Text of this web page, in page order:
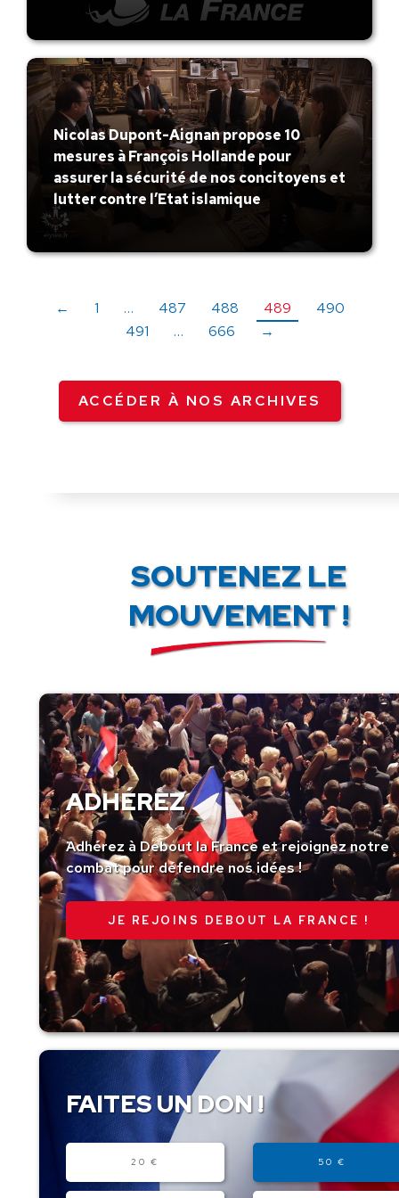
Nicolas Dupont-Aignan propose 10
mesures à François Hollande pour
assurer la sécurité de nos concitoyens et
lutter contre l’Etat islamique
← 1 … 487 488 489
490
491
… 666 →
ACCÉDER À NOS ARCHIVES
SOUTENEZ LE
MOUVEMENT !
ADHÉREZ
Adhérez à Debout la France et rejoignez notre
combat pour défendre nos idées !
JE REJOINS DEBOUT LA FRANCE !
FAITES UN DON !
20 € 50 €